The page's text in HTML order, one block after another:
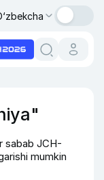
sabab JCH-
mumkin